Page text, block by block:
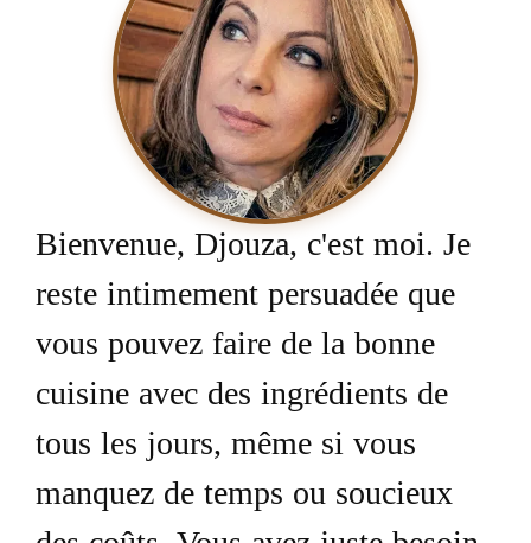
Bienvenue, Djouza, c'est moi. Je
reste intimement persuadée que
vous pouvez faire de la bonne
cuisine avec des ingrédients de
tous les jours, même si vous
manquez de temps ou soucieux